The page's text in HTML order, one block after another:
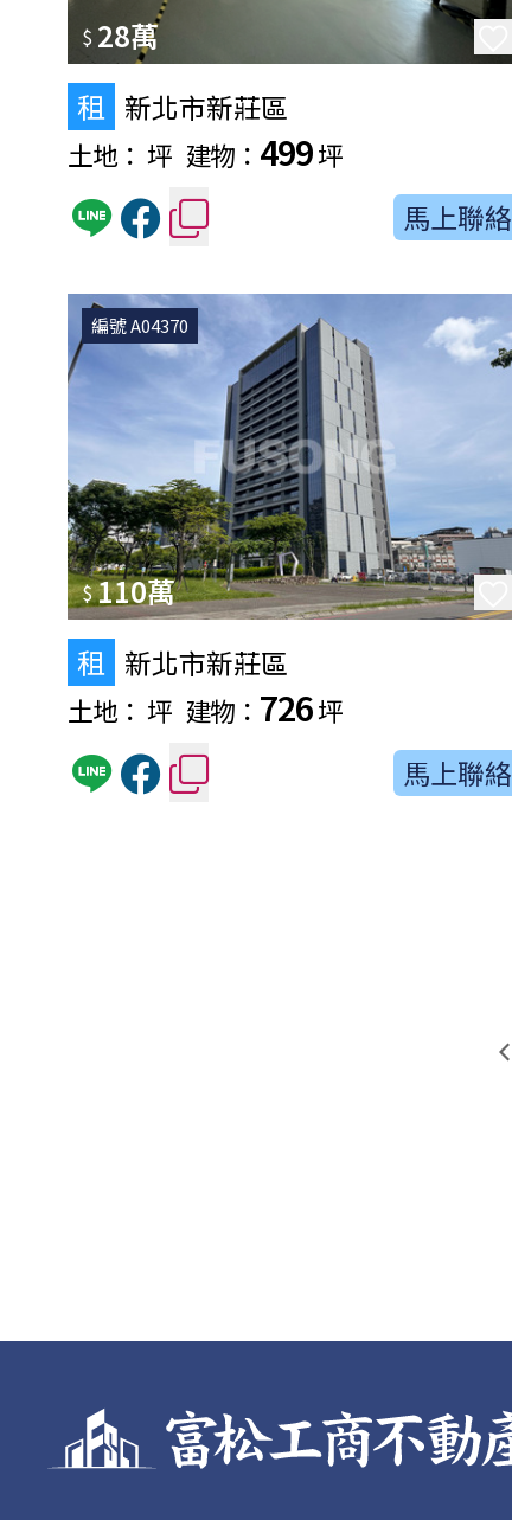
$ 28萬
租 新北市新莊區
土地： 坪 建物： 499坪
馬上聯絡
編號 A04370
$110萬
租 新北市新莊區
土地： 坪 建物： 726坪
馬上聯絡